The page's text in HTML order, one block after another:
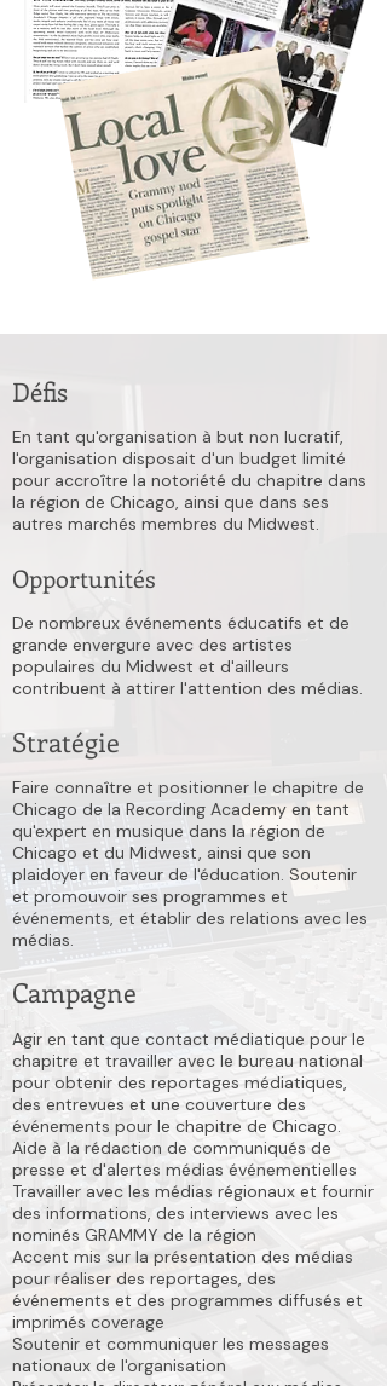
Défis
En tant qu'organisation à but non lucratif,
l'organisation disposait d'un budget limité
pour accroître la notoriété du chapitre dans
la région de Chicago, ainsi que dans ses
autres marchés membres du Midwest.
Opportunités
De nombreux événements éducatifs et de
grande envergure avec des artistes
populaires du Midwest et d'ailleurs
contribuent à attirer l'attention des médias.
Stratégie
Faire connaître et positionner le chapitre de
Chicago de la Recording Academy en tant
qu'expert en musique dans la région de
Chicago et du Midwest, ainsi que son
plaidoyer en faveur de l'éducation. Soutenir
et promouvoir ses programmes et
événements, et établir des relations avec les
médias.
Campagne
Agir en tant que contact médiatique pour le
chapitre et travailler avec le bureau national
pour obtenir des reportages médiatiques,
des entrevues et une couverture des
événements pour le chapitre de Chicago.
Aide à la rédaction de communiqués de
presse et d'alertes médias événementielles
Travailler avec les médias régionaux et fournir
des informations, des interviews avec les
nominés GRAMMY de la région
Accent mis sur la présentation des médias
pour réaliser des reportages, des
événements et des programmes diffusés et
imprimés coverage
Soutenir et communiquer les messages
nationaux de l'organisation